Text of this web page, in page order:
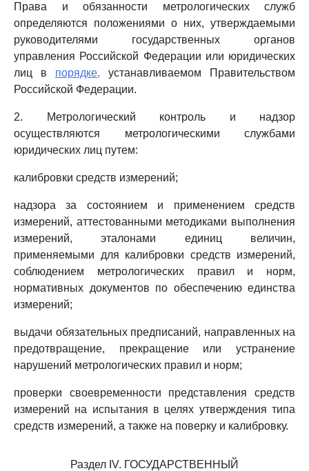
Права и обязанности метрологических служб
определяются положениями о них, утверждаемыми
руководителями государственных органов
управления Российской Федерации или юридических
лиц в порядке, устанавливаемом Правительством
Российской Федерации.
2. Метрологический контроль и надзор
осуществляются метрологическими службами
юридических лиц путем:
калибровки средств измерений;
надзора за состоянием и применением средств
измерений, аттестованными методиками выполнения
измерений, эталонами единиц величин,
применяемыми для калибровки средств измерений,
соблюдением метрологических правил и норм,
нормативных документов по обеспечению единства
измерений;
выдачи обязательных предписаний, направленных на
предотвращение, прекращение или устранение
нарушений метрологических правил и норм;
проверки своевременности представления средств
измерений на испытания в целях утверждения типа
средств измерений, а также на поверку и калибровку.
Раздел IV. ГОСУДАРСТВЕННЫЙ